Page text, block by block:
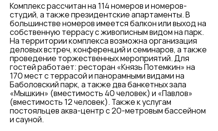
Комплекс рассчитан на 114 номеров и номеров-
студий, а также президентские апартаменты. В
большинстве номеров имеется балкон или выход на
собственную террасу с живописным видом на парк.
На территории комплекса возможна организация
деловых встреч, конференций и семинаров, а также
проведение торжественных мероприятий. Для
гостей работает: ресторан «Князь Потемкин» на
170 мест с террасой и панорамными видами на
Баболовский парк, а также два банкетных зала
«Мышкин» (вместимость 40 человек) и «Павлов»
(вместимость 12 человек). Также к услугам
постояльцев аква-центр с 20-метровым бассейном
и сауной.